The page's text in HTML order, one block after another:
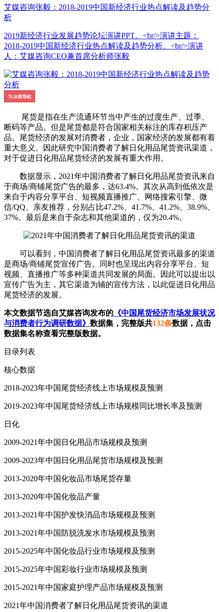
艾媒咨询张毅：2018-2019中国新经济行业热点解读及趋势分
析
2019新经济行业发展趋势论坛演讲PPT。<br/>演讲主题：
2018-2019中国新经济行业热点解读及趋势分析。<br/>演讲
人：艾媒咨询CEO兼首席分析师张毅
尾货是指在生产流通环节当中产生的过度生产、过季、
断码等产品。但是尾货都是符合国家相关标注的库存积压产
品。尾货经济的发展对消费者，企业，国家经济的发展都有着
重大意义。因此研究中国消费者了解日化用品尾货资讯渠道，
对于促进日化用品尾货经济的发展有重大作用。
数据显示，2021年中国消费者了解日化用品尾货资讯来自
于商场/商铺尾货广告的最多，达63.4%。其次从高到低依次是
来自于内容分享平台、短视频直播推广、网络搜索引擎、微
信/QQ、亲友推荐，分别占比47.2%、41.7%、41.2%、38.9%、
37%。最后是来自于杂志和其他渠道的，仅为20.4%。
可以看到，中国消费者了解日化用品尾货资讯最多的渠道
是商场/商铺尾货宣传广告。同时也呈现出内容分享平台、短
视频、直播推广等多种渠道共同发展的局面。因此可以提出以
宣传广告为主，其它渠道为辅的宣传方法，以此促进日化用品
尾货经济的发展。
本文数据节选自艾媒咨询发布的 《中国尾货经济市场发展状况
与消费者行为调研数据》 数据集，完整版共132条数据，点击
数据集名称查看完整版数据。
目录列表
核心数据
2018-2023年中国尾货经济线上市场规模及预测
2019-2023年中国尾货经济线上市场规模同比增长率及预测
日化
2009-2021年中国日化用品市场规模及预测
2009-2023年中国日化用品尾货市场规模及预测
2013-2020年中国化妆品市场尾货存量
2013-2020年中国化妆品产量
2013-2021年中国护发快消品市场规模及预测
2013-2021年中国防脱洗发水市场规模及预测
2015-2025年中国化妆品行业市场规模及预测
2015-2025年中国彩妆行业市场规模及预测
2015-2021年中国家庭护理产品市场规模及预测
2021年中国消费者了解日化用品尾货资讯的渠道